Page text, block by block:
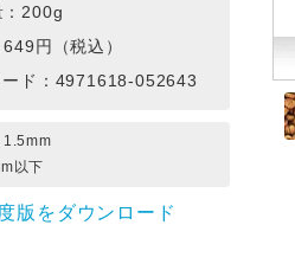
：200g
円（税込）
ド：4971618-052643
以下
版をダウンロード